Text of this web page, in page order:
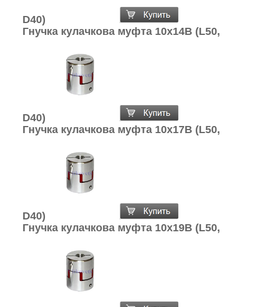
D40)
Гнучка кулачкова муфта 10х14В (L50,
D40)
Гнучка кулачкова муфта 10х17В (L50,
D40)
Гнучка кулачкова муфта 10х19В (L50,